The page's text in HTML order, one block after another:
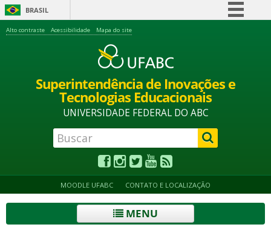
BRASIL
Acesso à informação
Legislação
Canais
Alto contraste Acessibilidade Mapa do site
Superintendência de Inovações e
Tecnologias Educacionais
UNIVERSIDADE FEDERAL DO ABC
MOODLE UFABC CONTATO E LOCALIZAÇÃO
MENU